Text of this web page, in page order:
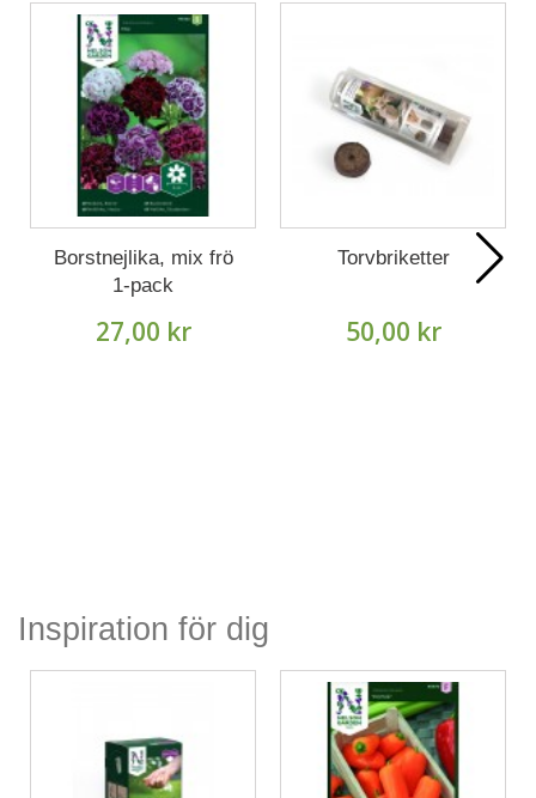
Borstnejlika, mix frö
1-pack
27,00 kr
Torvbriketter
50,00 kr
Inspiration för dig